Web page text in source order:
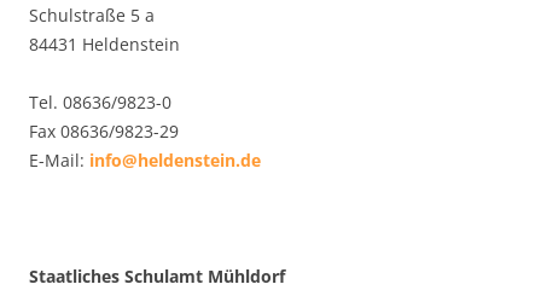
Schulstraße 5 a
84431 Heldenstein
Tel. 08636/9823-0
Fax 08636/9823-29
E-Mail: info@heldenstein.de
Staatliches Schulamt Mühldorf